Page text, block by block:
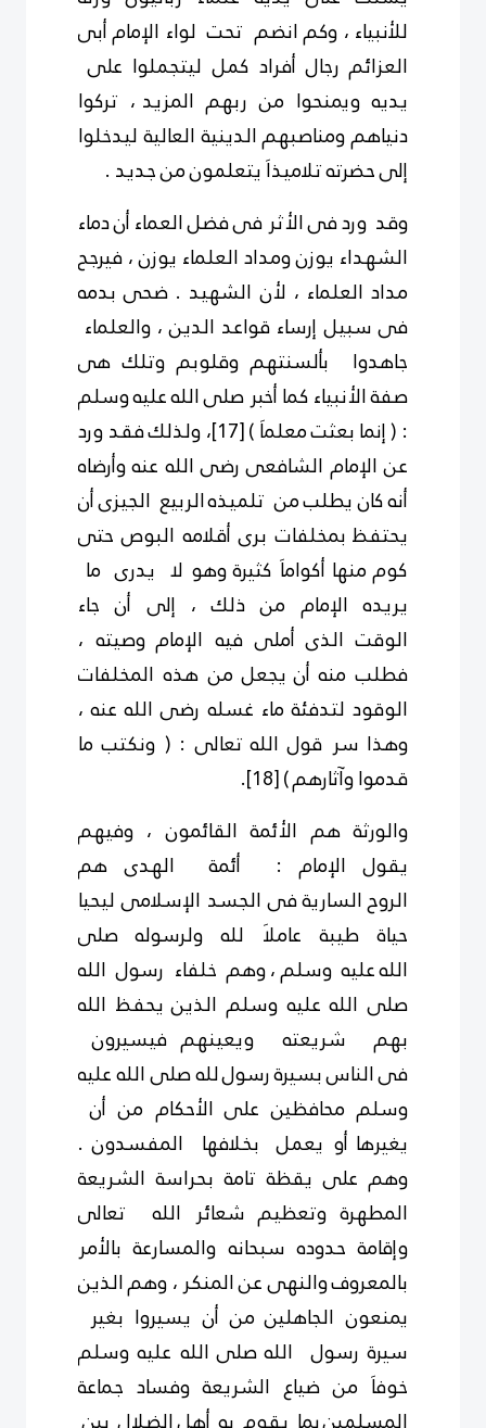
للأنبياء ، وكم انضم تحت لواء الإمام أبى
العزائم رجال أفراد كمل ليتجملوا على
يديه ويمنحوا من ربهم المزيد ، تركوا
دنياهم ومناصبهم الدينية العالية ليدخلوا
إلى حضرته تلاميذاَ يتعلمون من جديد .
وقد ورد فى الأثر فى فضل العماء أن دماء
الشهداء يوزن ومداد العلماء يوزن ، فيرجح
مداد العلماء ، لأن الشهيد . ضحى بدمه
فى سبيل إرساء قواعد الدين ، والعلماء
جاهدوا بألسنتهم وقلوبم وتلك هى
صفة الأنبياء كما أخبر صلى الله عليه وسلم
: ( إنمابعثت معلماَ )[17]
، ولذلك فقد ورد
عن الإمام الشافعى رضى الله عنه وأرضاه
أنه كان يطلب من تلميذهالربيع الجيزى أن
يحتفظ بمخلفات برى أقلامه البوص حتى
كوم منها أكواماَ كثيرة وهو لا يدرى ما
يريده الإمام من ذلك ، إلى أن جاء
الوقت الذى أملى فيه الإمام وصيته ،
فطلب منه أن يجعل من هذه المخلفات
الوقود لتدفئة ماء غسله رضى الله عنه ،
وهذا سر قول الله تعالى : ( ونكتب ما
قدموا وآثارهم )[18]
.
والورثة هم الأئمة القائمون ، وفيهم
يقول الإمام : أئمة الهدى هم
الروحالساريةفى الجسد الإسلامى ليحيا
حياة طيبة عاملاَ لله ولرسوله صلى
اللهعليه وسلم ، وهم خلفاء رسول الله
صلى الله عليه وسلم الذين يحفظ الله
بهم شريعته ويعينهم فيسيرون
فىالناسبسيرةرسوللله صلى الله عليه
وسلم محافظين على الأحكام من أن
يغيرها أو يعمل بخلافها المفسدون .
وهم على يقظة تامة بحراسة الشريعة
المطهرة وتعظيم شعائر الله تعالى
وإقامة حدوده سبحانه والمسارعة بالأمر
بالمعروف والنهى عن المنكر ، وهم الذين
يمنعون الجاهلين من أن يسيروا بغير
سيرة رسول الله صلى الله عليه وسلم
خوفاَ من ضياع الشريعة وفساد جماعة